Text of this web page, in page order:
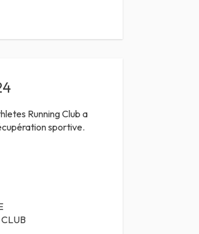
Running Club a
sportive.